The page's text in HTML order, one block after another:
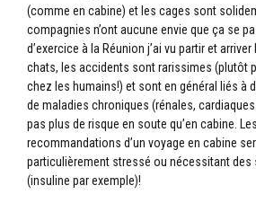
(comme en cabine) et les cages sont
compagnies n’ont aucune envie que ça se
d’exercice à la Réunion j’ai vu partir et
chats, les accidents sont rarissimes (plutôt
chez les humains!) et sont en général liés à
de maladies chroniques (rénales,
pas plus de risque en soute qu’en cabine.
recommandations d’un voyage en cabine
particulièrement stressé ou nécessitant des
(insuline par exemple)!